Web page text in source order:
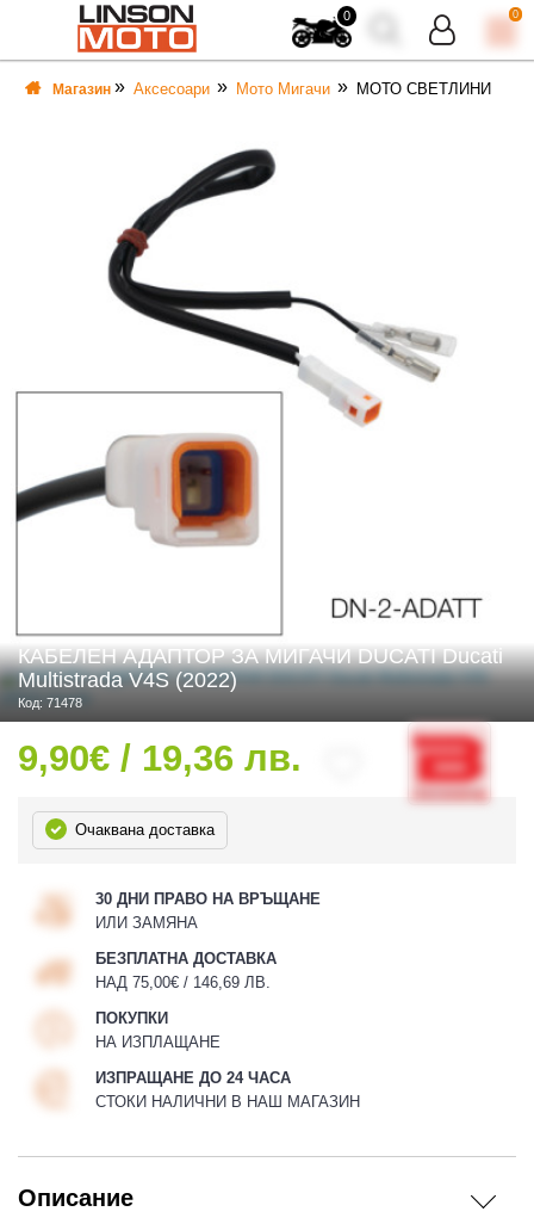
ЕКИПИРОВКА
0 0
Магазин Аксесоари Мото Мигачи МОТО СВЕТЛИНИ
КАБЕЛЕН АДАПТОР ЗА МИГАЧИ DUCATI Ducati
Multistrada V4S (2022)
Код: 71478
9,90€ / 19,36 лв.
Очаквана доставка
30 ДНИ ПРАВО НА ВРЪЩАНЕ
ИЛИ ЗАМЯНА
БЕЗПЛАТНА ДОСТАВКА
НАД 75,00€ / 146,69 ЛВ.
ПОКУПКИ
НА ИЗПЛАЩАНЕ
ИЗПРАЩАНЕ ДО 24 ЧАСА
СТОКИ НАЛИЧНИ В НАШ МАГАЗИН
Описание